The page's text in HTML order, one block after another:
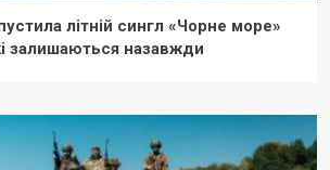
літній сингл «Чорне море»
залишаються назавжди